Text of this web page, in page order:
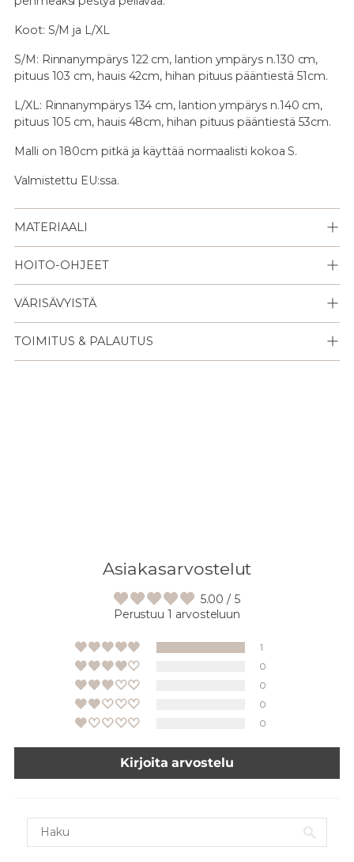
Koot: S/M ja L/XL
S/M: Rinnanympärys 122 cm, lantion ympärys n.130 cm,
pituus 103 cm, hauis 42cm, hihan pituus pääntiestä 51cm.
L/XL: Rinnanympärys 134 cm, lantion ympärys n.140 cm,
pituus 105 cm, hauis 48cm, hihan pituus pääntiestä 53cm.
Malli on 180cm pitkä ja käyttää normaalisti kokoa S.
Valmistettu EU:ssa.
MATERIAALI
HOITO-OHJEET
VÄRISÄVYISTÄ
TOIMITUS & PALAUTUS
Asiakasarvostelut
5.00 / 5
Perustuu 1 arvosteluun
1
0
0
0
0
Kirjoita arvostelu